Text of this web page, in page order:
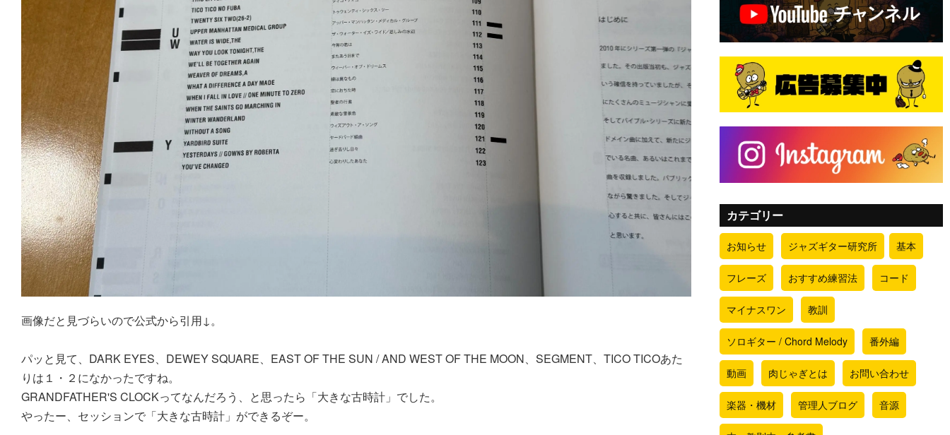
画像だと見づらいので公式から引用↓。
パッと見て、DARK EYES、DEWEY SQUARE、EAST OF THE SUN / AND WEST OF THE MOON、SEGMENT、TICO TICOあた
りは１・２になかったですね。
GRANDFATHER'S CLOCKってなんだろう、と思ったら「大きな古時計」でした。
やったー、セッションで「大きな古時計」ができるぞー。
カテゴリー
お知らせ ジャズギター研究所 基本
フレーズ おすすめ練習法 コード
マイナスワン 教訓
ソロギター / Chord Melody 番外編
動画 肉じゃぎとは お問い合わせ
楽器・機材 管理人ブログ 音源